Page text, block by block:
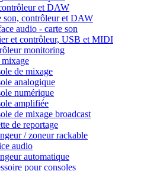
et DAW
son, contrôleur et DAW
audio - carte son
et contrôleur, USB et MIDI
monitoring
de mixage
analogique
numérique
amplifiée
de mixage broadcast
de reportage
/ zoneur rackable
audio
automatique
pour consoles